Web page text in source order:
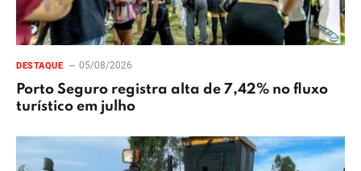
DESTAQUE 05/08/2026
Porto Seguro registra alta de 7,42% no fluxo
turístico em julho